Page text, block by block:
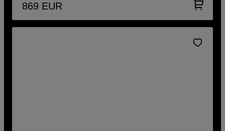
869 EUR